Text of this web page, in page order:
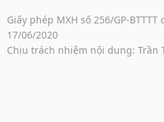
Giấy phép MXH số 256/GP-BTTTT
17/06/2020
Chịu trách nhiệm nội dung: Trần